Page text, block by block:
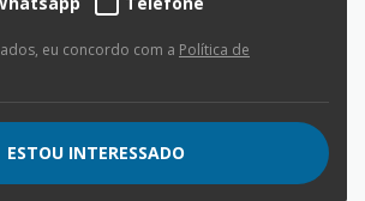
eu concordo com a Política de
ESTOU INTERESSADO